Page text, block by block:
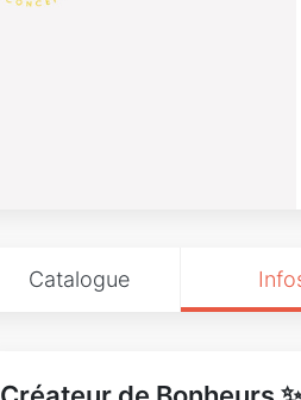
Catalogue